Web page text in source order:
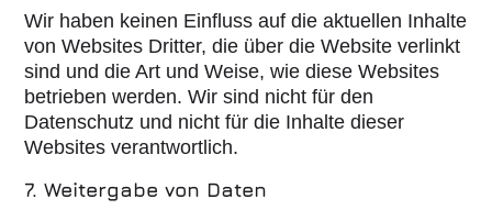
Wir haben keinen Einfluss auf die aktuellen Inhalte
von Websites Dritter, die über die Website verlinkt
sind und die Art und Weise, wie diese Websites
betrieben werden. Wir sind nicht für den
Datenschutz und nicht für die Inhalte dieser
Websites verantwortlich.
7. Weitergabe von Daten